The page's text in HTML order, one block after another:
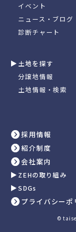
イベント
ニュース・ブログ
診断チャート
土地を探す
分譲地情報
土地情報・検索
採用情報
紹介制度
会社案内
ZEHの取り組み
SDGs
プライバシーポ
©